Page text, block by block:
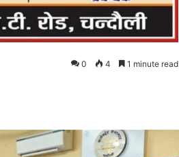
0 4 1 minute read